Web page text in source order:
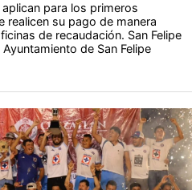
para los primeros
realicen su pago de manera
de recaudación. San Felipe
de San Felipe